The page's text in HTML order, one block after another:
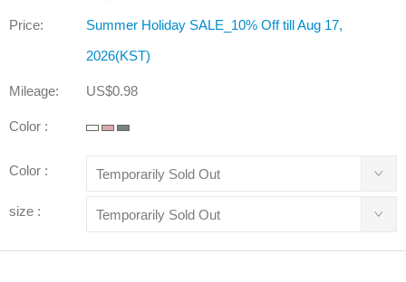
Price:
Summer Holiday SALE_10% Off till Aug 17,
2026(KST)
Mileage: US$0.98
Color :
Color :
size :